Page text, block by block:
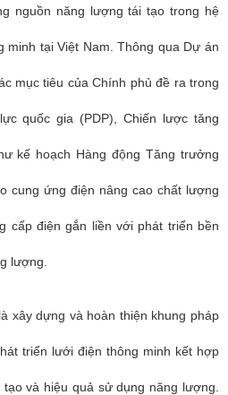
nguồn năng lượng tái tạo trong hệ
minh tại Việt Nam. Thông qua Dự án
mục tiêu của Chính phủ đề ra trong
quốc gia (PDP), Chiến lược tăng
kế hoạch Hàng động Tăng trưởng
cung ứng điện nâng cao chất lượng
cấp điện gắn liền với phát triển bền
lượng.
xây dựng và hoàn thiện khung pháp
triển lưới điện thông minh kết hợp
và hiệu quả sử dụng năng lượng.